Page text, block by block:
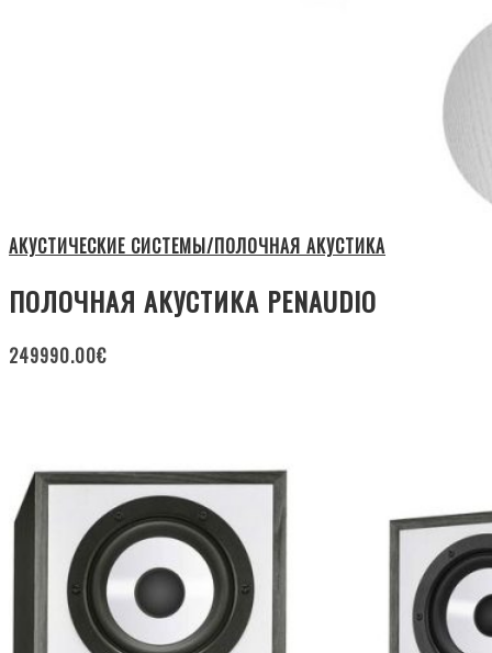
АКУСТИЧЕСКИЕ СИСТЕМЫ/ПОЛОЧНАЯ АКУСТИКА
ПОЛОЧНАЯ АКУСТИКА PENAUDIO
249990.00€